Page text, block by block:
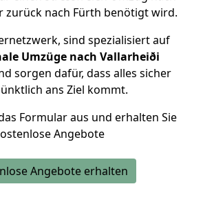
zurück nach Fürth benötigt wird.
sind spezialisiert auf
Umzüge nach Vallarheiði
sorgen dafür, dass alles sicher
ans Ziel kommt.
Formular aus und erhalten Sie
Angebote
Angebote erhalten